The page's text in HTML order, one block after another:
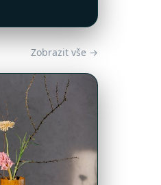
Zobrazit vše →